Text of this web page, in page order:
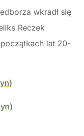
wkradł się
Reczek
lat 20-